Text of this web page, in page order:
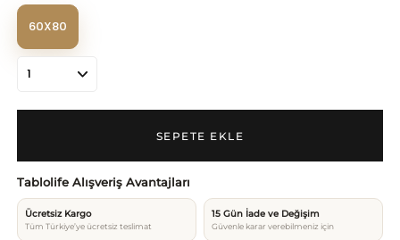
60X80
Tablolife Alışveriş Avantajları
Ücretsiz Kargo
Tüm Türkiye’ye ücretsiz teslimat
15 Gün İade ve Değişim
Güvenle karar verebilmeniz için